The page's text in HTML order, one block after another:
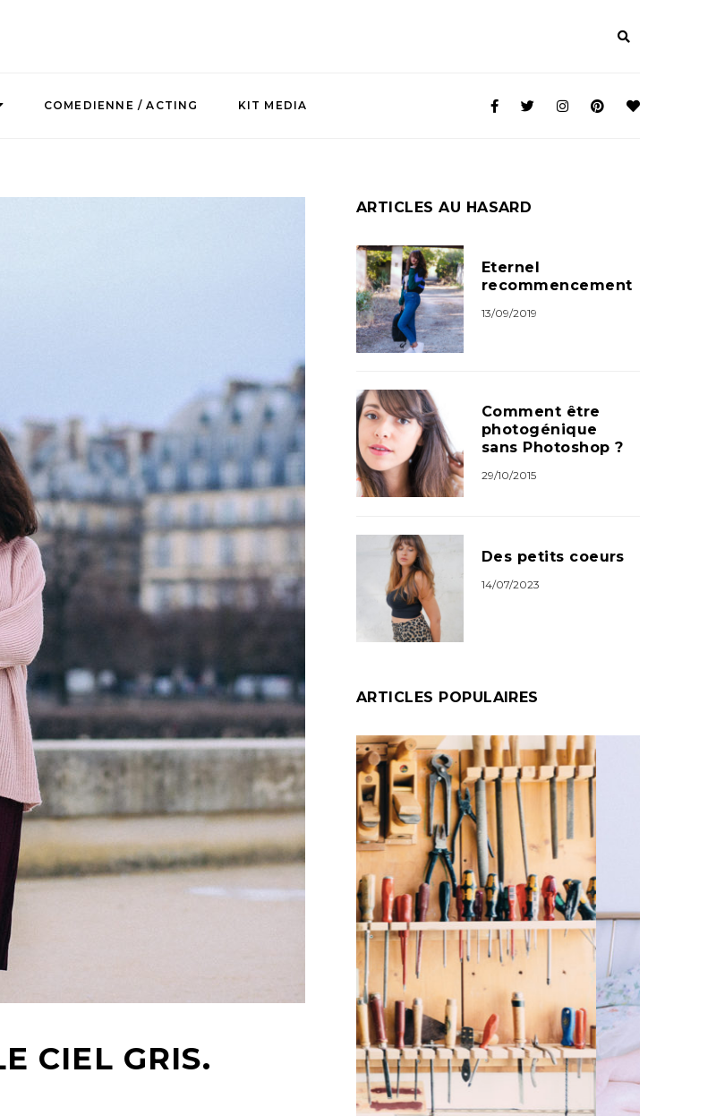
COMEDIENNE / ACTING KIT MEDIA
CIEL GRIS.
ARTICLES AU HASARD
Eternel
recommencement
13/09/2019
Comment être
photogénique
sans Photoshop ?
29/10/2015
Des petits coeurs
14/07/2023
ARTICLES POPULAIRES